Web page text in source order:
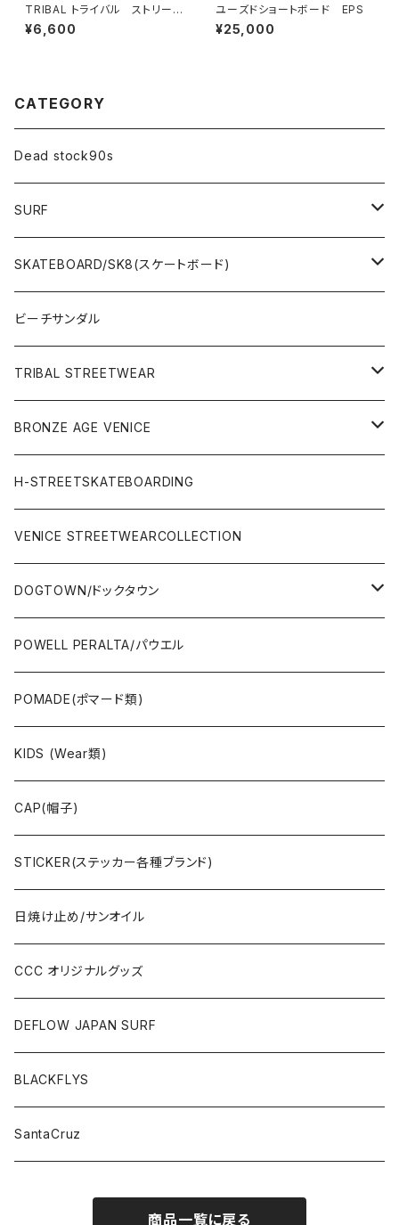
TRIBAL トライバル ストリート
ウェア スナップキャップ ブラ
ウン USA
¥6,600
ユーズドショートボード EPS
¥25,000
CATEGORY
Dead stock90s
SURF
WetSuits(ウェットスーツ )
Surf Board(サーフボード )
OTHERS(サーフ小物)
WEAR(サーフブランド衣類)
Rhythm(サーフアパレル)
Ripcurl(サーフブランド)
SKATEBOARD/SK8(スケートボード)
CLOTHING(アパレル)
DECK(デッキ)
COMPLETE（完成品）
STREET
SURFSKATE
TRUCK(トラック)
WHEEL(ウィール)
OTHERS(スケボー小物/ステッカー類)
JAYADAMS/ジェイアダムス
ビーチサンダル
TRIBAL STREETWEAR
小物類
SALE
BRONZE AGE VENICE
made in JAPAN
made in USA
H-STREETSKATEBOARDING
VENICE STREETWEARCOLLECTION
DOGTOWN/ドックタウン
WEAR(衣類)
Deck(スケートデッキ)
CAP/HAT(キャップ類)
OTHERS(ドックタウン小物)
POWELL PERALTA/パウエル
POMADE(ポマード類)
KIDS (Wear類)
CAP(帽子)
STICKER(ステッカー各種ブランド)
日焼け止め/サンオイル
CCC オリジナルグッズ
DEFLOW JAPAN SURF
BLACKFLYS
SantaCruz
商品一覧に戻る